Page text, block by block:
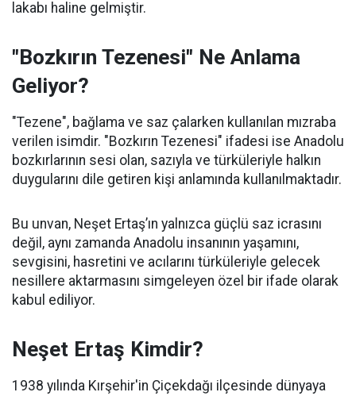
lakabı haline gelmiştir.
"Bozkırın Tezenesi" Ne Anlama
Geliyor?
"Tezene", bağlama ve saz çalarken kullanılan mızraba
verilen isimdir. "Bozkırın Tezenesi" ifadesi ise Anadolu
bozkırlarının sesi olan, sazıyla ve türküleriyle halkın
duygularını dile getiren kişi anlamında kullanılmaktadır.
Bu unvan, Neşet Ertaş’ın yalnızca güçlü saz icrasını
değil, aynı zamanda Anadolu insanının yaşamını,
sevgisini, hasretini ve acılarını türküleriyle gelecek
nesillere aktarmasını simgeleyen özel bir ifade olarak
kabul ediliyor.
Neşet Ertaş Kimdir?
1938 yılında Kırşehir'in Çiçekdağı ilçesinde dünyaya